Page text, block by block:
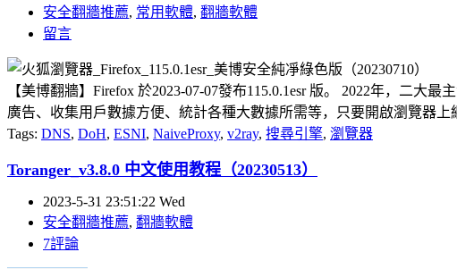
安全翻牆推薦, 常用軟體, 翻牆軟體
留言
【美博翻牆】Firefox 於2023-07-07發布115.0.1esr 版。 2022年，二大
廣告、收集用戶數據方便、統計各種大數據所需等，只要開啟瀏覽器
Tags: DNS, DoH, ESNI, NaiveProxy, v2ray, 搜尋引擎, 瀏覽器
Toranger_v3.8.0 中文使用教程（20230513）
2023-5-31 23:51:22 Wed
安全翻牆推薦, 翻牆軟體
7評論